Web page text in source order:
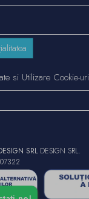
si Utilizare Cookie-uri
SRLDESIGN SRL.